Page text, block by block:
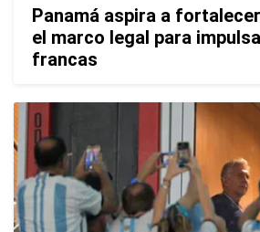
Panamá aspira a
el marco legal para
francas